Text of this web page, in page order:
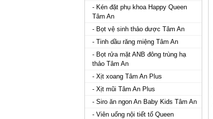
- Kén đặt phụ khoa Happy Queen
Tâm An
- Bọt vệ sinh thảo dược Tâm An
- Tinh dầu răng miệng Tâm An
- Bọt rửa mặt ANB đông trùng hạ
thảo Tâm An
- Xịt xoang Tâm An Plus
- Xịt mũi Tâm An Plus
- Siro ăn ngon An Baby Kids Tâm An
- Viên uống nội tiết tố Queen